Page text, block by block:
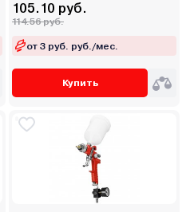
105.10 руб.
114.56 руб.
от 3 руб. руб./мес.
Купить